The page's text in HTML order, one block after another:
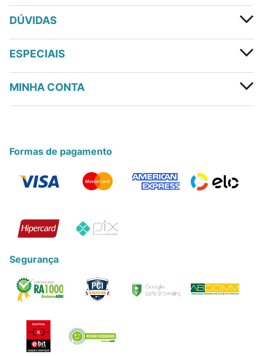
DÚVIDAS
ESPECIAIS
MINHA CONTA
Formas de pagamento
Segurança